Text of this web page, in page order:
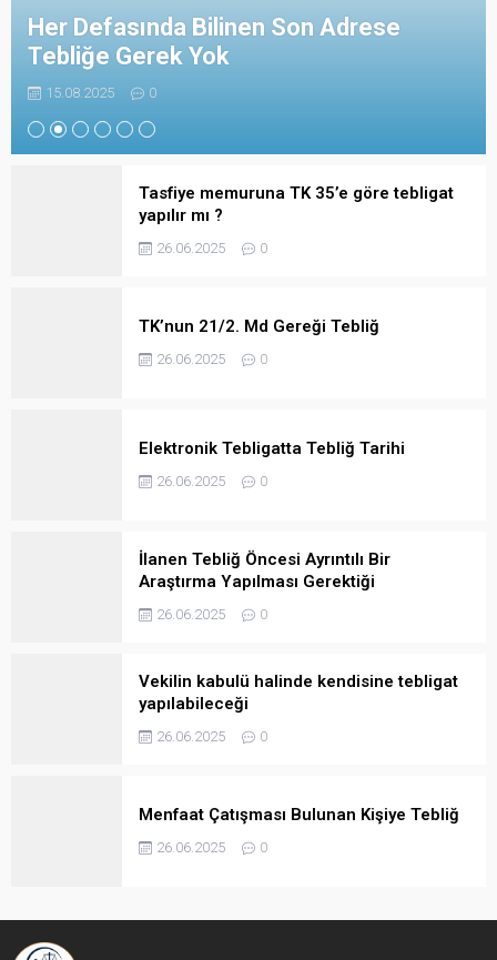
Her Defasında Bilinen Son Adrese
Tebliğe Gerek Yok
15.08.2025 0
Tasfiye memuruna TK 35’e göre tebligat
yapılır mı ?
26.06.2025 0
TK’nun 21/2. Md Gereği Tebliğ
26.06.2025 0
Elektronik Tebligatta Tebliğ Tarihi
26.06.2025 0
İlanen Tebliğ Öncesi Ayrıntılı Bir
Araştırma Yapılması Gerektiği
26.06.2025 0
Vekilin kabulü halinde kendisine tebligat
yapılabileceği
26.06.2025 0
Menfaat Çatışması Bulunan Kişiye Tebliğ
26.06.2025 0